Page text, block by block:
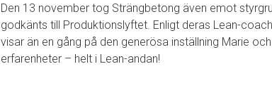
Den 13 november tog Strängbetong även emot
godkänts till Produktionslyftet. Enligt deras Lean-
visar än en gång på den generösa inställning Marie
erfarenheter – helt i Lean-andan!